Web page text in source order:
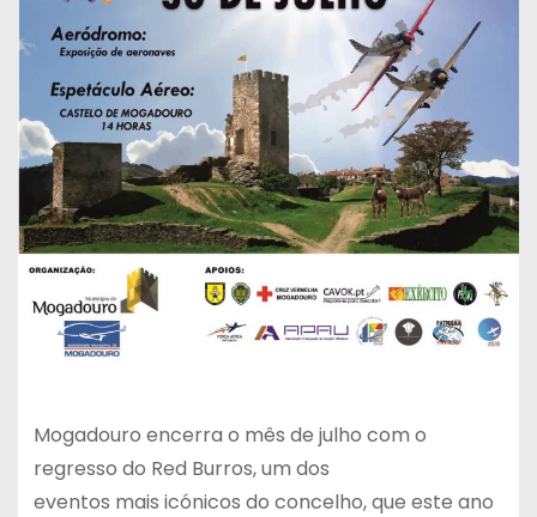
Mogadouro encerra o mês de julho com o
regresso do Red Burros, um dos
eventos mais icónicos do concelho, que este ano